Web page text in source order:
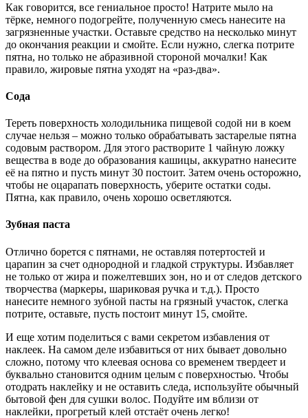
Как говорится, все гениальное просто! Натрите мыло на
тёрке, немного подогрейте, полученную смесь нанесите на
загрязненные участки. Оставьте средство на несколько минут
до окончания реакции и смойте. Если нужно, слегка потрите
пятна, но только не абразивной стороной мочалки! Как
правило, жировые пятна уходят на «раз-два».
Сода
Тереть поверхность холодильника пищевой содой ни в коем
случае нельзя – можно только обрабатывать застарелые пятна
содовым раствором. Для этого растворите 1 чайную ложку
вещества в воде до образования кашицы, аккуратно нанесите
её на пятно и пусть минут 30 постоит. Затем очень осторожно,
чтобы не оцарапать поверхность, уберите остатки соды.
Пятна, как правило, очень хорошо осветляются.
Зубная паста
Отлично борется с пятнами, не оставляя потертостей и
царапин за счет однородной и гладкой структуры. Избавляет
не только от жира и пожелтевших зон, но и от следов детского
творчества (маркеры, шариковая ручка и т.д.). Просто
нанесите немного зубной пасты на грязный участок, слегка
потрите, оставьте, пусть постоит минут 15, смойте.
И еще хотим поделиться с вами секретом избавления от
наклеек. На самом деле избавиться от них бывает довольно
сложно, потому что клеевая основа со временем твердеет и
буквально становится одним целым с поверхностью. Чтобы
отодрать наклейку и не оставить следа, используйте обычный
бытовой фен для сушки волос. Подуйте им вблизи от
наклейки, прогретый клей отстаёт очень легко!